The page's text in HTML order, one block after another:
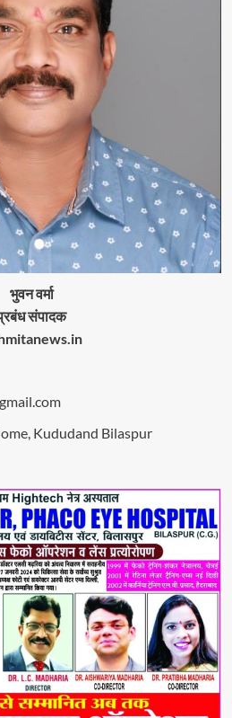
भुवन वर्मा
संपादक
Kududand Bilaspur